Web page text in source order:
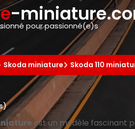
-
pour passionné(e)s
Skoda miniature Skoda 110
est un modèle fascinant